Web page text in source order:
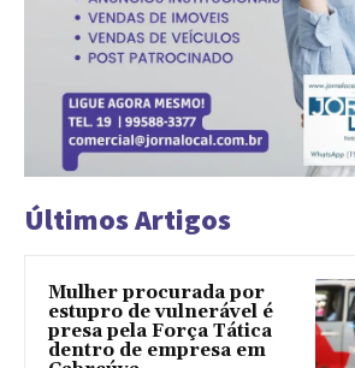
Últimos Artigos
Mulher procurada por
estupro de vulnerável é
presa pela Força Tática
dentro de empresa em